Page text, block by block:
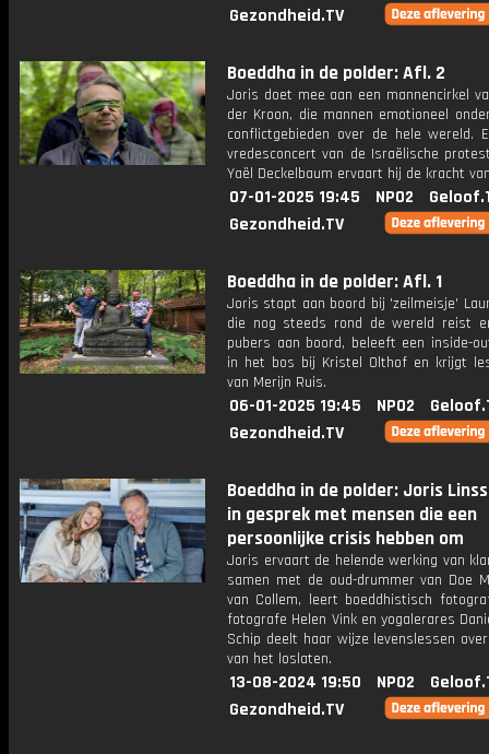
Gezondheid.TV
Boeddha in de polder: Afl. 2
Joris doet mee aan een mannencirkel
der Kroon, die mannen emotioneel
conflictgebieden over de hele wereld.
vredesconcert van de Israëlische
Yaël Deckelbaum ervaart hij de kracht
07-01-2025 19:45 NPO2
Gezondheid.TV
Boeddha in de polder: Afl. 1
Joris stapt aan boord bij 'zeilmeisje'
die nog steeds rond de wereld reist
pubers aan boord, beleeft een inside-
in het bos bij Kristel Olthof en krijgt
van Merijn Ruis.
06-01-2025 19:45 NPO2
Gezondheid.TV
Boeddha in de polder: Joris
in gesprek met mensen die een
persoonlijke crisis hebben om
Joris ervaart de helende werking van
samen met de oud-drummer van Doe
van Collem, leert boeddhistisch
fotografe Helen Vink en yogalerares
Schip deelt haar wijze levenslessen
van het loslaten.
13-08-2024 19:50 NPO2
Gezondheid.TV